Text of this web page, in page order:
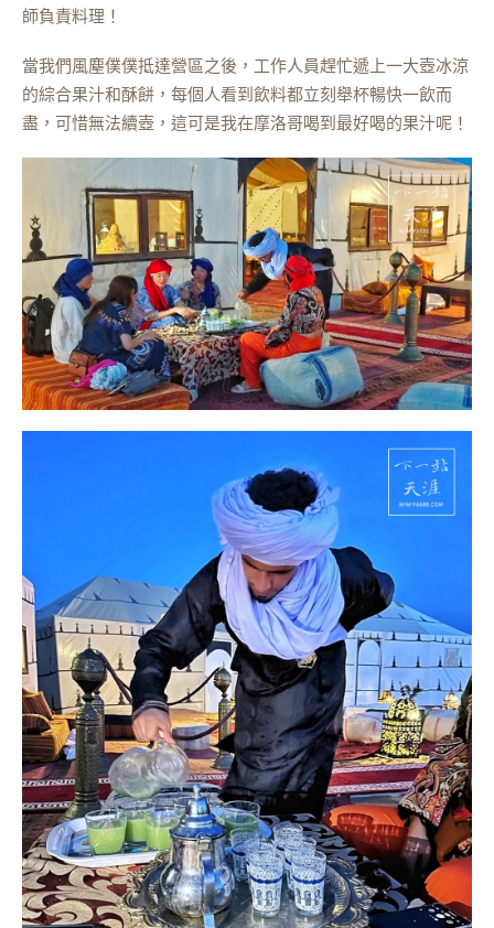
師負責料理！
當我們風塵僕僕抵達營區之後，工作人員趕忙遞上一大壺冰涼
的綜合果汁和酥餅，每個人看到飲料都立刻舉杯暢快一飲而
盡，可惜無法續壺，這可是我在摩洛哥喝到最好喝的果汁呢！